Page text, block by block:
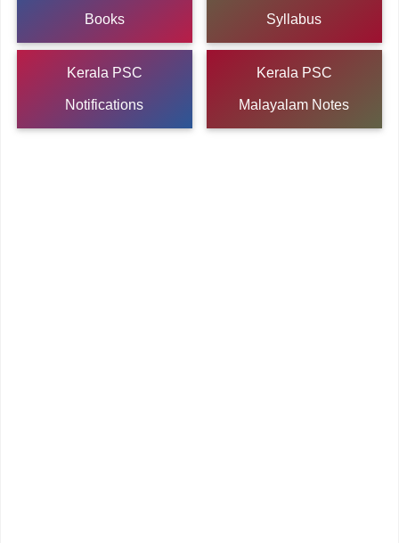
Books Syllabus
Kerala PSC
Notifications
Kerala PSC
Malayalam Notes